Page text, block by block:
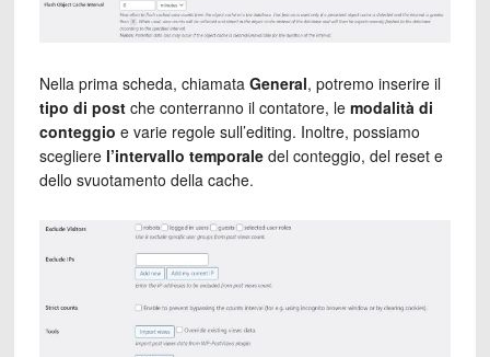
Nella prima scheda, chiamata General, potremo inserire il
tipo di postche conterranno il contatore, le modalità di
conteggio e varie regole sull’editing. Inoltre, possiamo
scegliere l’intervallo temporaledel conteggio, del reset e
dello svuotamento della cache.